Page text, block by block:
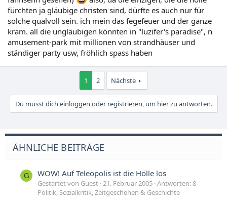
fürchten ja gläubige christen sind, dürfte es auch nur für
solche qualvoll sein. ich mein das fegefeuer und der ganze
kram. all die ungläubigen könnten in "luzifer's paradise", n
amusement-park mit millionen von strandhäuser und
ständiger party usw, fröhlich spass haben
1 2 Nächste
Du musst dich einloggen oder registrieren, um hier zu antworten.
ÄHNLICHE BEITRÄGE
G WOW! Auf Teleopolis ist die Hölle los
Gestartet von Guest 21. Februar 2005 Antworten: 8
Politik, Sozialkritik, Zeitgeschehen & Geschichte